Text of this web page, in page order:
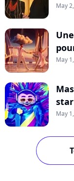
May
May
May